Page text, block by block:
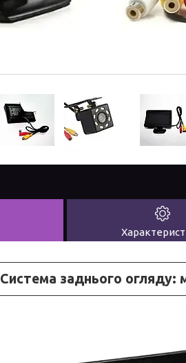
Система заднього огляду: